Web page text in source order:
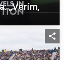
„Verím,